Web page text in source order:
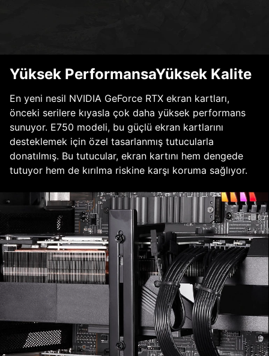
Yüksek PerformansaYüksek Kalite
En yeni nesil NVIDIA GeForce RTX ekran kartları,
önceki serilere kıyasla çok daha yüksek performans
sunuyor. E750 modeli, bu güçlü ekran kartlarını
desteklemek için özel tasarlanmış tutucularla
donatılmış. Bu tutucular, ekran kartını hem dengede
tutuyor hem de kırılma riskine karşı koruma sağlıyor.